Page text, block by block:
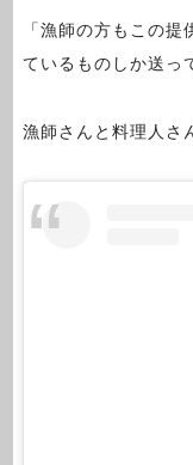
「漁師の方もこの
ているものしか送っ
漁師さんと料理人さ